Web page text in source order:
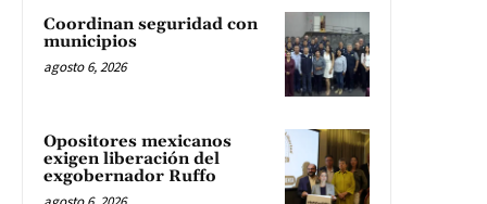
Coordinan seguridad con
municipios
agosto 6, 2026
Opositores mexicanos
exigen liberación del
exgobernador Ruffo